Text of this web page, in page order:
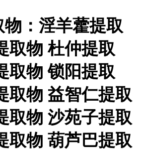
：淫羊藿提取
取物 杜仲提取
取物 锁阳提取
取物 益智仁提取
取物 沙苑子提取
取物 葫芦巴提取